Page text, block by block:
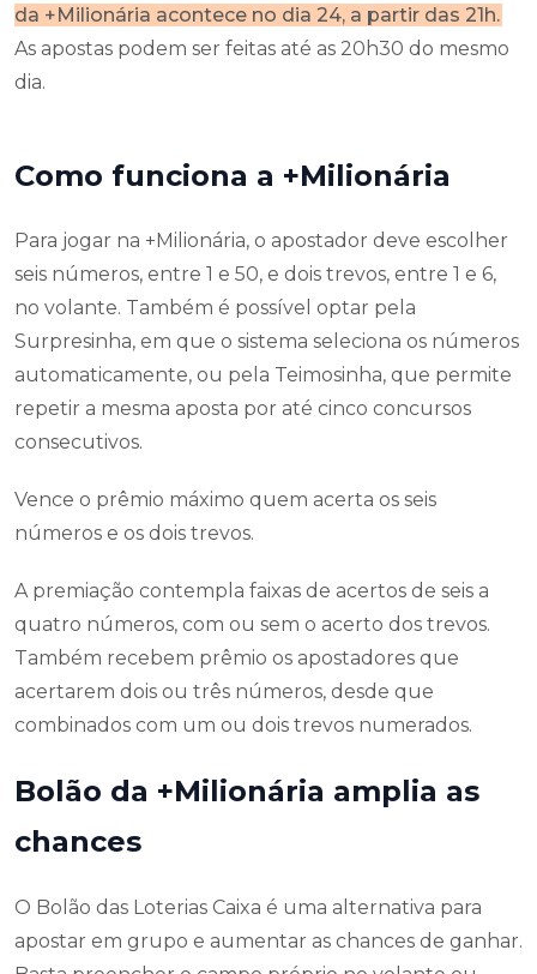
da +Milionária acontece no dia 24, a partir das 21h.
As apostas podem ser feitas até as 20h30 do mesmo
dia.
Como funciona a +Milionária
Para jogar na +Milionária, o apostador deve escolher
seis números, entre 1 e 50, e dois trevos, entre 1 e 6,
no volante. Também é possível optar pela
Surpresinha, em que o sistema seleciona os números
automaticamente, ou pela Teimosinha, que permite
repetir a mesma aposta por até cinco concursos
consecutivos.
Vence o prêmio máximo quem acerta os seis
números e os dois trevos.
A premiação contempla faixas de acertos de seis a
quatro números, com ou sem o acerto dos trevos.
Também recebem prêmio os apostadores que
acertarem dois ou três números, desde que
combinados com um ou dois trevos numerados.
Bolão da +Milionária amplia as
chances
O Bolão das Loterias Caixa é uma alternativa para
apostar em grupo e aumentar as chances de ganhar.